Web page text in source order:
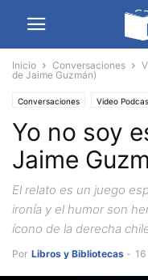
Inicio Conversaciones
de Jaime Guzmán)
Conversaciones Video
Yo no soy
Jaime
El relato es un juego
ironía y el humor son
ícono de la derecha
Por Libros y Bibliotecas -